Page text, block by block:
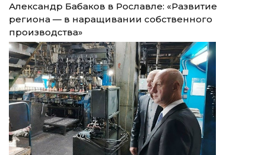
Александр Бабаков в Рославле: «Развитие
региона — в наращивании собственного
производства»